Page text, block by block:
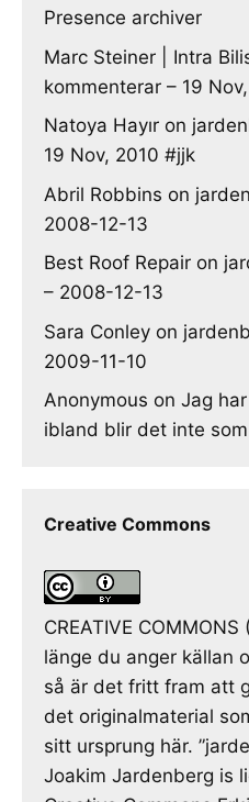
Presence archiver
Marc Steiner | Intra
kommenterar – 19
Natoya Hayır on
19 Nov, 2010 #jjk
Abril Robbins on
2008-12-13
Best Roof Repair on
– 2008-12-13
Sara Conley on
2009-11-10
Anonymous on Jag
ibland blir det inte
Creative Commons
CREATIVE
länge du anger källan
så är det fritt fram att
det originalmaterial
sitt ursprung här.
Joakim Jardenberg is